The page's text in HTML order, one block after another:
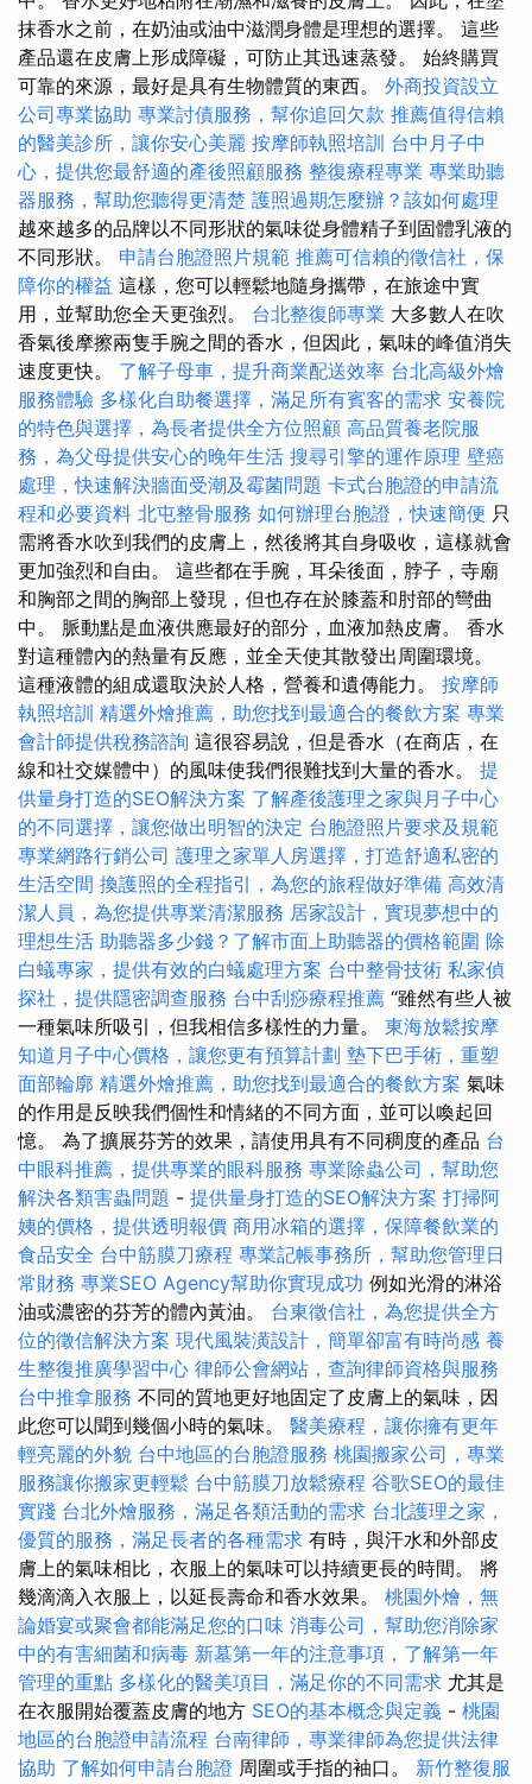
抹香水之前，在奶油或油中滋潤身體是理想的選擇。 這些
產品還在皮膚上形成障礙，可防止其迅速蒸發。 始終購買
可靠的來源，最好是具有生物體質的東西。 外商投資設立
公司專業協助 專業討債服務，幫你追回欠款 推薦值得信賴
的醫美診所，讓你安心美麗 按摩師執照培訓 台中月子中
心，提供您最舒適的產後照顧服務 整復療程專業 專業助聽
器服務，幫助您聽得更清楚 護照過期怎麼辦？該如何處理
越來越多的品牌以不同形狀的氣味從身體精子到固體乳液的
不同形狀。 申請台胞證照片規範 推薦可信賴的徵信社，保
障你的權益 這樣，您可以輕鬆地隨身攜帶，在旅途中實
用，並幫助您全天更強烈。 台北整復師專業 大多數人在吹
香氣後摩擦兩隻手腕之間的香水，但因此，氣味的峰值消失
速度更快。 了解子母車，提升商業配送效率 台北高級外燴
服務體驗 多樣化自助餐選擇，滿足所有賓客的需求 安養院
的特色與選擇，為長者提供全方位照顧 高品質養老院服
務，為父母提供安心的晚年生活 搜尋引擎的運作原理 壁癌
處理，快速解決牆面受潮及霉菌問題 卡式台胞證的申請流
程和必要資料 北屯整骨服務 如何辦理台胞證，快速簡便 只
需將香水吹到我們的皮膚上，然後將其自身吸收，這樣就會
更加強烈和自由。 這些都在手腕，耳朵後面，脖子，寺廟
和胸部之間的胸部上發現，但也存在於膝蓋和肘部的彎曲
中。 脈動點是血液供應最好的部分，血液加熱皮膚。 香水
對這種體內的熱量有反應，並全天使其散發出周圍環境。
這種液體的組成還取決於人格，營養和遺傳能力。 按摩師
執照培訓 精選外燴推薦，助您找到最適合的餐飲方案 專業
會計師提供稅務諮詢 這很容易說，但是香水（在商店，在
線和社交媒體中）的風味使我們很難找到大量的香水。 提
供量身打造的SEO解決方案 了解產後護理之家與月子中心
的不同選擇，讓您做出明智的決定 台胞證照片要求及規範
專業網路行銷公司 護理之家單人房選擇，打造舒適私密的
生活空間 換護照的全程指引，為您的旅程做好準備 高效清
潔人員，為您提供專業清潔服務 居家設計，實現夢想中的
理想生活 助聽器多少錢？了解市面上助聽器的價格範圍 除
白蟻專家，提供有效的白蟻處理方案 台中整骨技術 私家偵
探社，提供隱密調查服務 台中刮痧療程推薦 “雖然有些人被
一種氣味所吸引，但我相信多樣性的力量。 東海放鬆按摩
知道月子中心價格，讓您更有預算計劃 墊下巴手術，重塑
面部輪廓 精選外燴推薦，助您找到最適合的餐飲方案 氣味
的作用是反映我們個性和情緒的不同方面，並可以喚起回
憶。 為了擴展芬芳的效果，請使用具有不同稠度的產品 台
中眼科推薦，提供專業的眼科服務 專業除蟲公司，幫助您
解決各類害蟲問題 - 提供量身打造的SEO解決方案 打掃阿
姨的價格，提供透明報價 商用冰箱的選擇，保障餐飲業的
食品安全 台中筋膜刀療程 專業記帳事務所，幫助您管理日
常財務 專業SEO Agency幫助你實現成功 例如光滑的淋浴
油或濃密的芬芳的體內黃油。 台東徵信社，為您提供全方
位的徵信解決方案 現代風裝潢設計，簡單卻富有時尚感 養
生整復推廣學習中心 律師公會網站，查詢律師資格與服務
台中推拿服務 不同的質地更好地固定了皮膚上的氣味，因
此您可以聞到幾個小時的氣味。 醫美療程，讓你擁有更年
輕亮麗的外貌 台中地區的台胞證服務 桃園搬家公司，專業
服務讓你搬家更輕鬆 台中筋膜刀放鬆療程 谷歌SEO的最佳
實踐 台北外燴服務，滿足各類活動的需求 台北護理之家，
優質的服務，滿足長者的各種需求 有時，與汗水和外部皮
膚上的氣味相比，衣服上的氣味可以持續更長的時間。 將
幾滴滴入衣服上，以延長壽命和香水效果。 桃園外燴，無
論婚宴或聚會都能滿足您的口味 消毒公司，幫助您消除家
中的有害細菌和病毒 新墓第一年的注意事項，了解第一年
管理的重點 多樣化的醫美項目，滿足你的不同需求 尤其是
在衣服開始覆蓋皮膚的地方 SEO的基本概念與定義 - 桃園
地區的台胞證申請流程 台南律師，專業律師為您提供法律
協助 了解如何申請台胞證 周圍或手指的袖口。 新竹整復服